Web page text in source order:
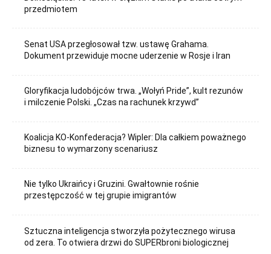
przedmiotem
Senat USA przegłosował tzw. ustawę Grahama.
Dokument przewiduje mocne uderzenie w Rosje i Iran
Gloryfikacja ludobójców trwa. „Wołyń Pride”, kult rezunów
i milczenie Polski. „Czas na rachunek krzywd”
Koalicja KO-Konfederacja? Wipler: Dla całkiem poważnego
biznesu to wymarzony scenariusz
Nie tylko Ukraińcy i Gruzini. Gwałtownie rośnie
przestępczość w tej grupie imigrantów
Sztuczna inteligencja stworzyła pożytecznego wirusa
od zera. To otwiera drzwi do SUPERbroni biologicznej